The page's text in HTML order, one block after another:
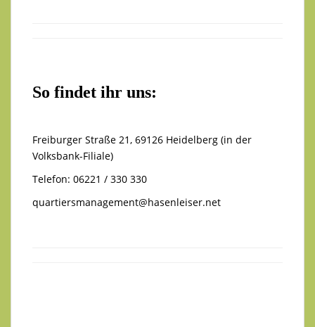
So findet ihr uns:
Freiburger Straße 21, 69126 Heidelberg (in der
Volksbank-Filiale)
Telefon: 06221 / 330 330
quartiersmanagement@hasenleiser.net